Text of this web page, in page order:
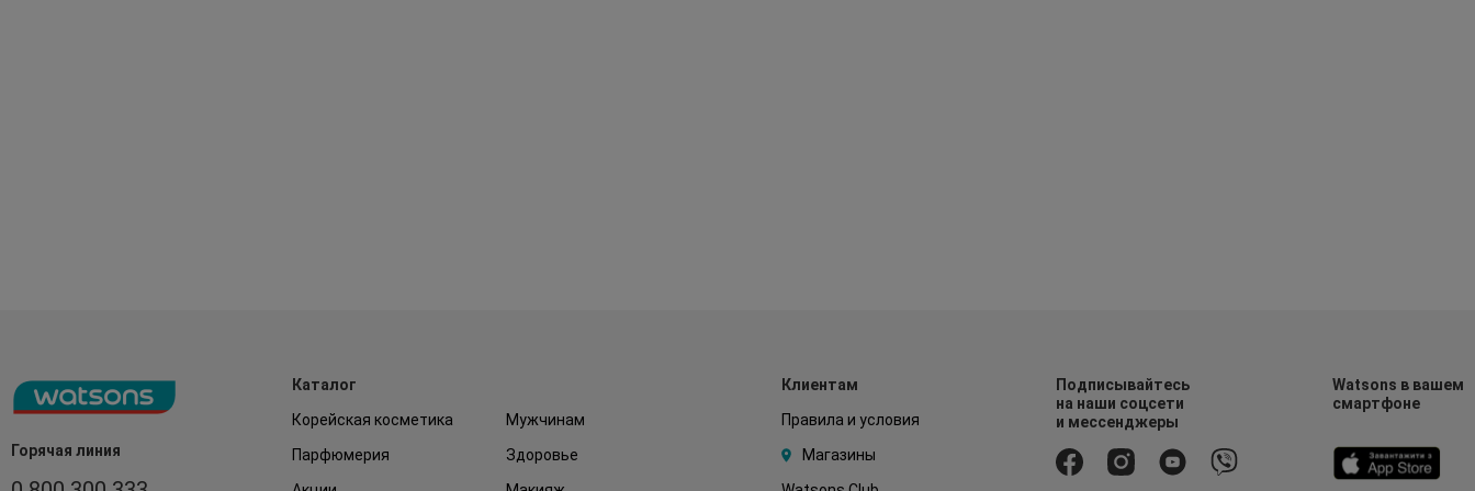
Горячая линия
Каталог
Корейская косметика
Мужчинам
Парфюмерия
Здоровье
Клиентам
Правила и условия
Магазины
Подписывайтесь
на наши соцсети
и мессенджеры
Watsons в вашем
смартфоне